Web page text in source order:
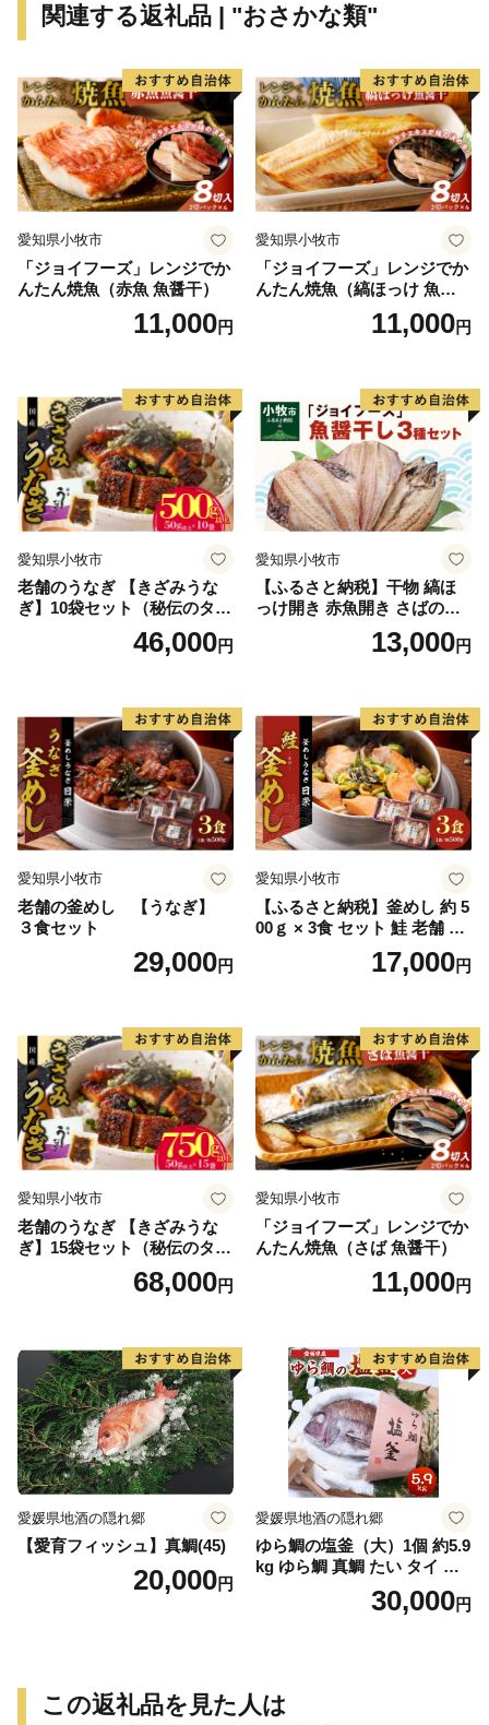
いることを、ぜひご覧ください。
関連する返礼品 | "おさかな類"
愛知県小牧市
「ジョイフーズ」レンジでか
んたん焼魚（赤魚 魚醤干）
11,000円
愛知県小牧市
「ジョイフーズ」レンジでか
んたん焼魚（縞ほっけ 魚醤
11,000円
愛知県小牧市
老舗のうなぎ 【きざみうな
ぎ】10袋セット（秘伝のタレ
46,000円
愛知県小牧市
【ふるさと納税】干物 縞ほ
っけ開き 赤魚開き さばの開
き 魚醤干し 3種 セット 詰め
合わせ 魚 おかず 肉厚 おいし
取り寄せグルメ 魚醤 ナンプ
ラー 愛知県 小牧市 冷凍 送料
無料
13,000円
愛知県小牧市
老舗の釜めし 【うなぎ】
３食セット
29,000円
愛知県小牧市
【ふるさと納税】釜めし 約 5
00ｇ × 3食 セット 鮭 老舗 急
速冷凍 レンチン 時短 簡単調
理 食品 加工品 海鮮 手作り
り寄せグルメ 愛知県 小牧市
送料無料
17,000円
愛知県小牧市
老舗のうなぎ 【きざみうな
ぎ】15袋セット（秘伝のタレ
68,000円
愛知県小牧市
「ジョイフーズ」レンジでか
んたん焼魚（さば 魚醤干）
11,000円
愛媛県地酒の隠れ郷
【愛育フィッシュ】真鯛(45)
20,000円
愛媛県地酒の隠れ郷
ゆら鯛の塩釜（大）1個 約5.9
kg ゆら鯛 真鯛 たい タイ 鯛
塩釜焼き 塩釜 魚 魚介類 海鮮
祝い事 お祝い ハレの日 食品
30,000円
この返礼品を見た人は